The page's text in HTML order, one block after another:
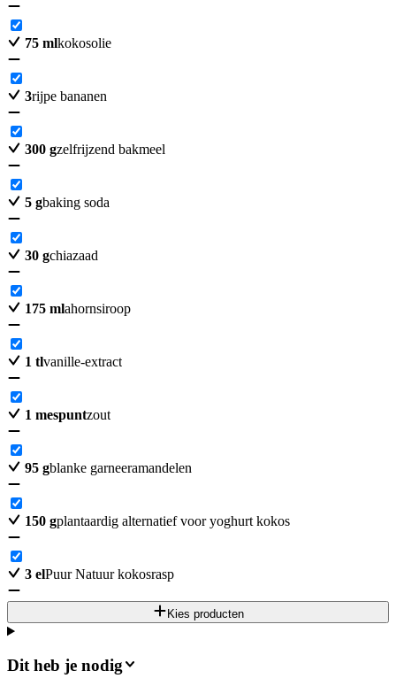
75 mlkokosolie
3rijpe bananen
300 gzelfrijzend bakmeel
5 gbaking soda
30 gchiazaad
175 mlahornsiroop
1 tlvanille-extract
1 mespuntzout
95 gblanke garneeramandelen
150 gplantaardig alternatief voor yoghurt kokos
3 elPuur Natuur kokosrasp
Kies producten
Dit heb je nodig